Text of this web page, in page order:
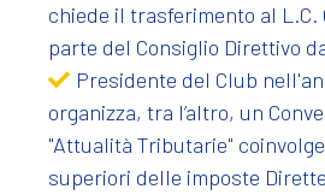
chiede il trasferimento al L.C.
parte del Consiglio Direttivo
Presidente del Club
organizza, tra l’altro, un
"Attualità Tributarie"
superiori delle imposte